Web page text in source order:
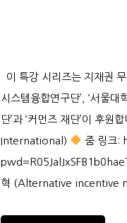
이 특강 시리즈는 지재권
시스템융합연구단’, ‘서울
단’과 ‘커먼즈 재단’이 후원합
International)
줌 링크
혁 (Alternative incentive